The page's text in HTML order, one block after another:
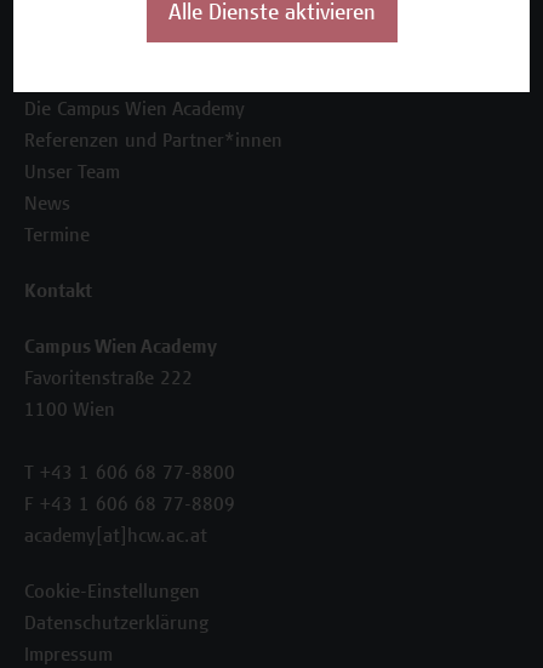
Beratungsleistungen
Die Campus Wien Academy
Referenzen und Partner*innen
Unser Team
News
Termine
Kontakt
Campus Wien Academy
Favoritenstraße 222
1100 Wien
T +43 1 606 68 77-8800
F +43 1 606 68 77-8809
academy[at]hcw.ac.at
Cookie-Einstellungen
Datenschutzerklärung
Impressum
Alle Dienste aktivieren